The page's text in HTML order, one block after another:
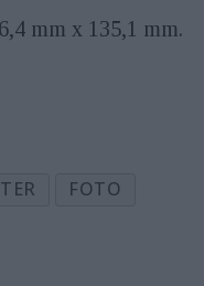
mm x 135,1 mm.
FOTO